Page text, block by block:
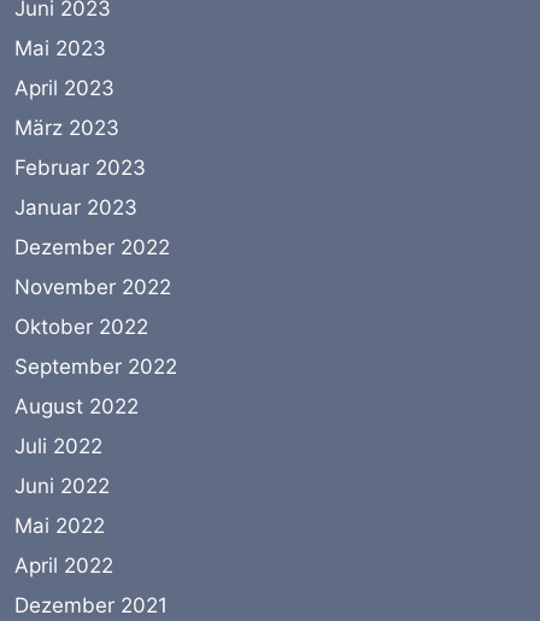
Juni 2023
Mai 2023
April 2023
März 2023
Februar 2023
Januar 2023
Dezember 2022
November 2022
Oktober 2022
September 2022
August 2022
Juli 2022
Juni 2022
Mai 2022
April 2022
Dezember 2021